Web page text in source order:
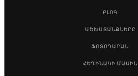
ԲԼՈԳ
ԱՇԽԱՏԱՆՔՆԵՐԸ
ՖՈՏՈԴԱՐԱՆ
ՀԵՂԻՆԱԿԻ ՄԱՍԻՆ